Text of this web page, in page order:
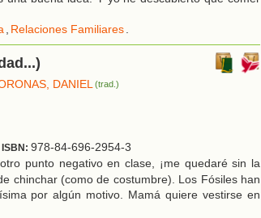
, Relaciones Familiares.
DANIEL (trad.)
ISBN: 978-84-696-2954-3
punto negativo en clase, ¡me quedaré sin la
chinchar (como de costumbre). Los Fósiles han
por algún motivo. Mamá quiere vestirse en